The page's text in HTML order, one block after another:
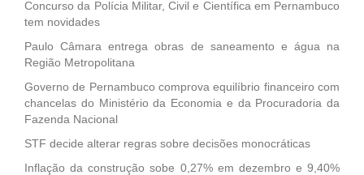
Concurso da Polícia Militar, Civil e Científica em Pernambuco
tem novidades
Paulo Câmara entrega obras de saneamento e água na
Região Metropolitana
Governo de Pernambuco comprova equilíbrio financeiro com
chancelas do Ministério da Economia e da Procuradoria da
Fazenda Nacional
STF decide alterar regras sobre decisões monocráticas
Inflação da construção sobe 0,27% em dezembro e 9,40%